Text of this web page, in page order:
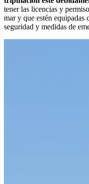
tener las licencias y
mar y que estén equipadas
seguridad y medidas de